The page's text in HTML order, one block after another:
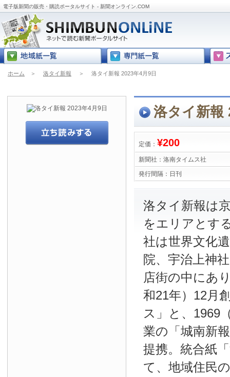
電子版新聞の販売・購読ポータルサイト - 新聞オンライン.COM
ホーム ＞ 洛タイ新報 ＞ 洛タイ新報 2023年4月9日
洛タイ新報
定価： ¥200
新聞社： 洛南タイムス社
発行間隔： 日刊
洛タイ新報は
をエリアとす
社は世界文化
院、宇治上神
店街の中にあ
和21年）12月
ス」と、1969
業の「城南新
提携。統合紙
て、地域住民